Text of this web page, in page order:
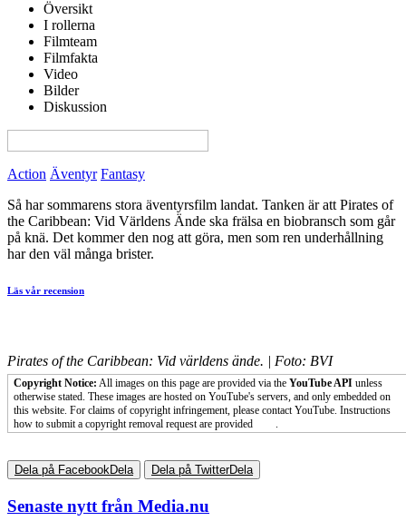
Översikt
I rollerna
Filmteam
Filmfakta
Video
Bilder
Diskussion
Action Äventyr Fantasy
Så har sommarens stora äventyrsfilm landat. Tanken är att Pirates of
the Caribbean: Vid Världens Ände ska frälsa en biobransch som går
på knä. Det kommer den nog att göra, men som ren underhållning
har den väl många brister.
Läs vår recension
Pirates of the Caribbean: Vid världens ände. | Foto: BVI
Copyright Notice: All images on this page are provided via the YouTube API unless
otherwise stated. These images are hosted on YouTube's servers, and only embedded on
this website. For claims of copyright infringement, please contact YouTube. Instructions
how to submit a copyright removal request are provided
.
Dela på Facebook Dela Dela på TwitterDela
Senaste nytt från Media.nu